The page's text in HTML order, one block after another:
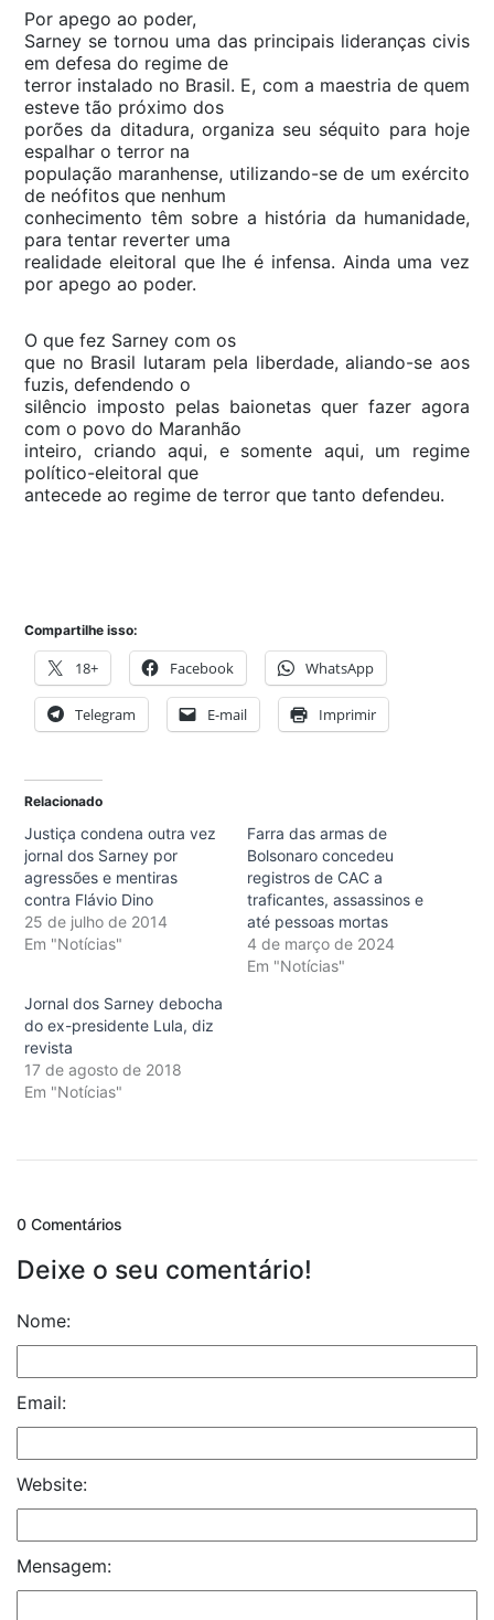
Por apego ao poder,
Sarney se tornou uma das principais lideranças civis
em defesa do regime de
terror instalado no Brasil. E, com a maestria de quem
esteve tão próximo dos
porões da ditadura, organiza seu séquito para hoje
espalhar o terror na
população maranhense, utilizando-se de um exército
de neófitos que nenhum
conhecimento têm sobre a história da humanidade,
para tentar reverter uma
realidade eleitoral que lhe é infensa. Ainda uma vez
por apego ao poder.
O que fez Sarney com os
que no Brasil lutaram pela liberdade, aliando-se aos
fuzis, defendendo o
silêncio imposto pelas baionetas quer fazer agora
com o povo do Maranhão
inteiro, criando aqui, e somente aqui, um regime
político-eleitoral que
antecede ao regime de terror que tanto defendeu.
Compartilhe isso:
18+ Facebook WhatsApp
Telegram E-mail Imprimir
Relacionado
Justiça condena outra vez
jornal dos Sarney por
agressões e mentiras
contra Flávio Dino
25 de julho de 2014
Em "Notícias"
Farra das armas de
Bolsonaro concedeu
registros de CAC a
traficantes, assassinos e
até pessoas mortas
4 de março de 2024
Em "Notícias"
Jornal dos Sarney debocha
do ex-presidente Lula, diz
revista
17 de agosto de 2018
Em "Notícias"
0 Comentários
Deixe o seu comentário!
Nome:
Email:
Website:
Mensagem: